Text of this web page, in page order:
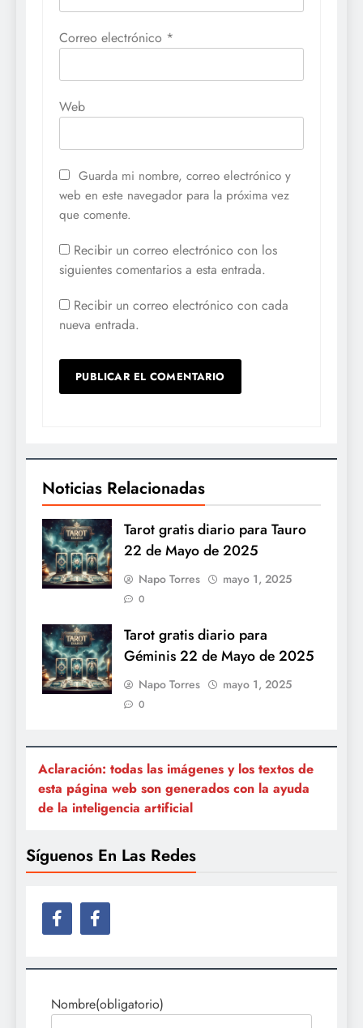
Correo electrónico *
Web
Guarda mi nombre, correo electrónico y
web en este navegador para la próxima vez
que comente.
Recibir un correo electrónico con los
siguientes comentarios a esta entrada.
Recibir un correo electrónico con cada
nueva entrada.
Noticias Relacionadas
Tarot gratis diario para Tauro
22 de Mayo de 2025
Napo Torres mayo 1, 2025
0
Tarot gratis diario para
Géminis 22 de Mayo de 2025
Napo Torres mayo 1, 2025
0
Aclaración: todas las imágenes y los textos de
esta página web son generados con la ayuda
de la inteligencia artificial
Síguenos En Las Redes
Nombre(obligatorio)